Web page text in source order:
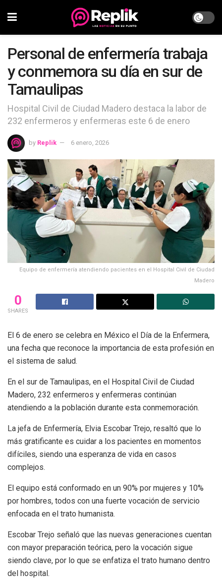
Personal de enfermería trabaja
y conmemora su día en sur de
Tamaulipas
Hospital Civil de Ciudad Madero destaca la labor de
232 enfermeros y enfermeras este 6 de enero
by Replik 6 enero, 2026
Equipo de enfermería atendiendo pacientes en el Hospital Civil de Ciudad
Madero
0
SHARES
El 6 de enero se celebra en México el Día de la Enfermera,
una fecha que reconoce la importancia de esta profesión en
el sistema de salud.
En el sur de Tamaulipas, en el Hospital Civil de Ciudad
Madero, 232 enfermeros y enfermeras continúan
atendiendo a la población durante esta conmemoración.
La jefa de Enfermería, Elvia Escobar Trejo, resaltó que lo
más gratificante es cuidar a los pacientes en momentos
difíciles, siendo una esperanza de vida en casos
complejos.
El equipo está conformado en un 90% por mujeres y 10%
por hombres, todos con una fuerte vocación de servicio
enfocada en el trato humanista.
Escobar Trejo señaló que las nuevas generaciones cuentan
con mayor preparación teórica, pero la vocación sigue
siendo clave, por lo que se enfatiza el trato humano dentro
del hospital.